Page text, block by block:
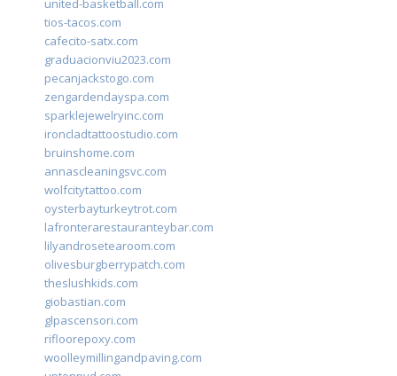
united-basketball.com
tios-tacos.com
cafecito-satx.com
graduacionviu2023.com
pecanjackstogo.com
zengardendayspa.com
sparklejewelryinc.com
ironcladtattoostudio.com
bruinshome.com
annascleaningsvc.com
wolfcitytattoo.com
oysterbayturkeytrot.com
lafronterarestauranteybar.com
lilyandrosetearoom.com
olivesburgberrypatch.com
theslushkids.com
giobastian.com
glpascensori.com
rifloorepoxy.com
woolleymillingandpaving.com